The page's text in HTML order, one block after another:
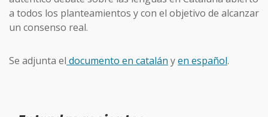
a todos los planteamientos y con el objetivo de alcanzar
un consenso real.
Se adjunta el documento en catalán yen español.